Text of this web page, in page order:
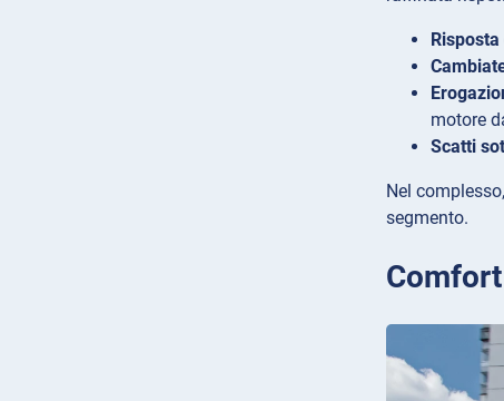
motore
Scatti
Nel
segmento.